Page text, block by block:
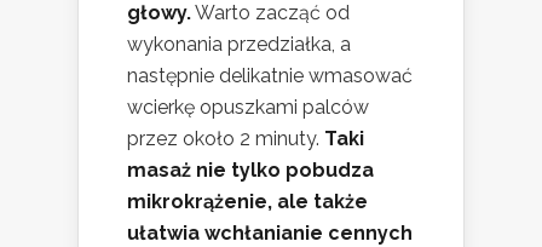
głowy.Warto zacząć od
wykonania przedziałka, a
następnie delikatnie wmasować
wcierkę opuszkami palców
przez około 2 minuty. Taki
masaż nie tylko pobudza
mikrokrążenie, ale także
ułatwia wchłanianie cennych